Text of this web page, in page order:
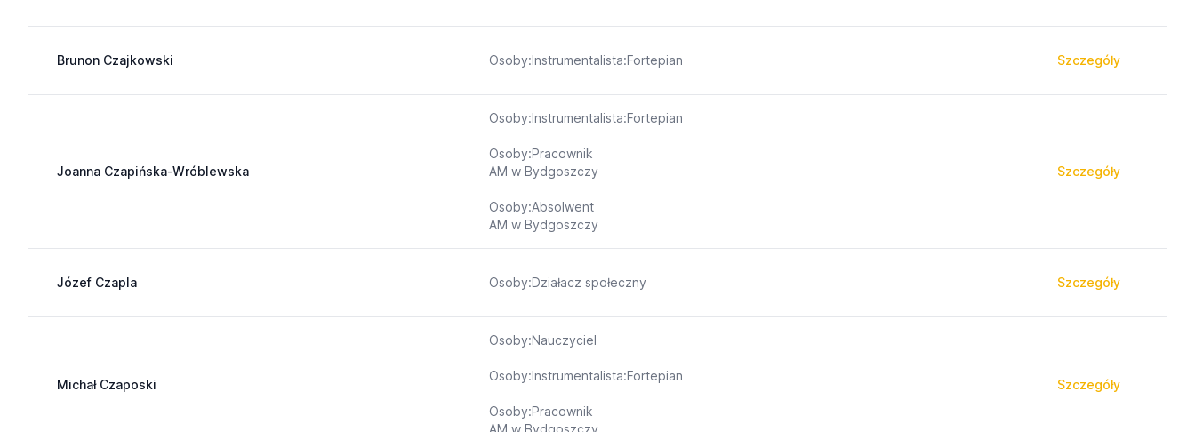
Brunon Czajkowski Osoby:Instrumentalista:Fortepian Szczegóły
Joanna Czapińska-Wróblewska
Osoby:Instrumentalista:Fortepian
Osoby:Pracownik
AM w Bydgoszczy
Osoby:Absolwent
AM w Bydgoszczy
Szczegóły
Józef Czapla Osoby:Działacz społeczny Szczegóły
Michał Czaposki
Osoby:Nauczyciel
Osoby:Instrumentalista:Fortepian
Osoby:Pracownik
AM w Bydgoszczy
Szczegóły